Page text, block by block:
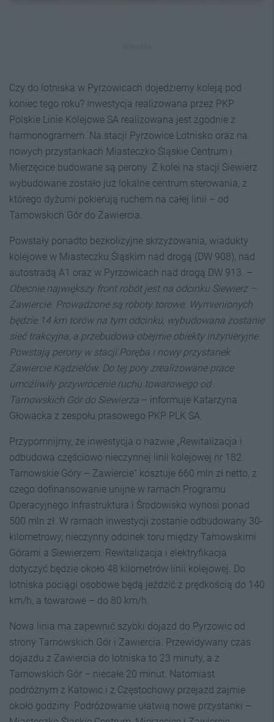
Czy do lotniska w Pyrzowicach dojedziemy koleją pod
koniec tego roku? Inwestycja realizowana przez PKP
Polskie Linie Kolejowe SA realizowana jest zgodnie z
harmonogramem. Na stacji Pyrzowice Lotnisko oraz na
nowych przystankach Miasteczko Śląskie Centrum i
Mierzęcice budowane są perony. Z kolei na stacji Siewierz
wybudowane zostało już lokalne centrum sterowania, z
którego dyżurni pokierują ruchem na całej linii – od
Tarnowskich Gór do Zawiercia.
Powstały ponadto bezkolizyjne skrzyżowania, wiadukty
kolejowe w Miasteczku Śląskim nad drogą (DW 908), nad
autostradą A1 oraz w Pyrzowicach nad drogą DW 913. –
Obecnie największy front robót jest na odcinku Siewierz –
Zawiercie. Prowadzone są roboty torowe. Wymienionych
będzie 14 km torów na tym odcinku, wybudowana zostanie
sieć trakcyjna, a przebudowa obejmie obiekty inżynieryjne.
Powstają perony w stacji Poręba i nowy przystanek
Zawiercie Kądzielów. Do tej pory zrealizowane prace
umożliwiły przywrócenie ruchu towarowego od
Tarnowskich Gór do Siewierza – informuje Katarzyna
Głowacka z zespołu prasowego PKP PLK SA.
Przypomnijmy, że inwestycja o nazwie „Rewitalizacja i
odbudowa częściowo nieczynnej linii kolejowej nr 182
Tarnowskie Góry – Zawiercie” kosztuje 660 mln zł netto, z
czego dofinansowanie unijne w ramach Programu
Operacyjnego Infrastruktura i Środowisko wynosi ponad
500 mln zł. W ramach inwestycji zostanie odbudowany 30-
kilometrowy, nieczynny odcinek toru między Tarnowskimi
Górami a Siewierzem. Rewitalizacja i elektryfikacja
dotyczyć będzie około 48 kilometrów linii kolejowej. Do
lotniska pociągi osobowe będą jeździć z prędkością do 140
km/h, a towarowe – do 80 km/h.
Nowa linia ma zapewnić szybki dojazd do Pyrzowic od
strony Tarnowskich Gór i Zawiercia. Przewidywany czas
dojazdu z Zawiercia do lotniska to 23 minuty, a z
Tarnowskich Gór – niecałe 20 minut. Natomiast
podróżnym z Katowic i z Częstochowy przejazd zajmie
około godziny. Podróżowanie ułatwią nowe przystanki –